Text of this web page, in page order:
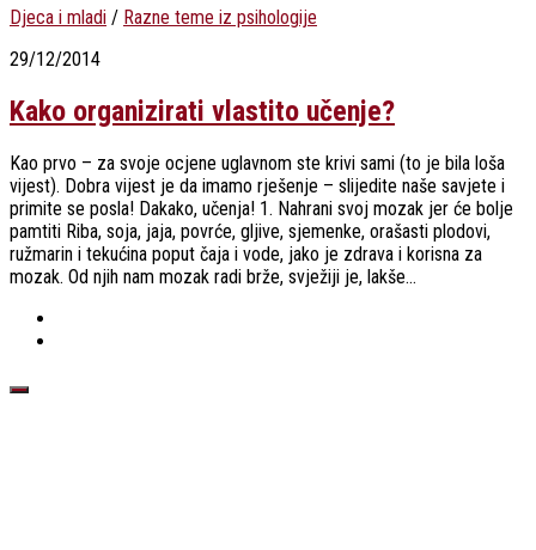
Djeca i mladi / Razne teme iz psihologije
29/12/2014
Kako organizirati vlastito učenje?
Kao prvo – za svoje ocjene uglavnom ste krivi sami (to je bila loša
vijest). Dobra vijest je da imamo rješenje – slijedite naše savjete i
primite se posla! Dakako, učenja! 1. Nahrani svoj mozak jer će bolje
pamtiti Riba, soja, jaja, povrće, gljive, sjemenke, orašasti plodovi,
ružmarin i tekućina poput čaja i vode, jako je zdrava i korisna za
mozak. Od njih nam mozak radi brže, svježiji je, lakše...